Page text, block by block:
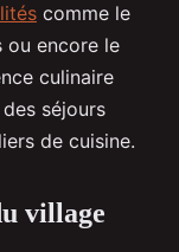
comme le
ou encore le
culinaire
séjours
de cuisine.
village